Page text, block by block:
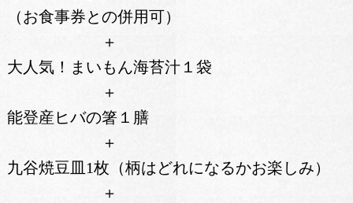
（お食事券との併用可）
＋
大人気！まいもん海苔汁１袋
＋
能登産ヒバの箸１膳
＋
九谷焼豆皿1枚（柄はどれになるかお楽しみ）
＋